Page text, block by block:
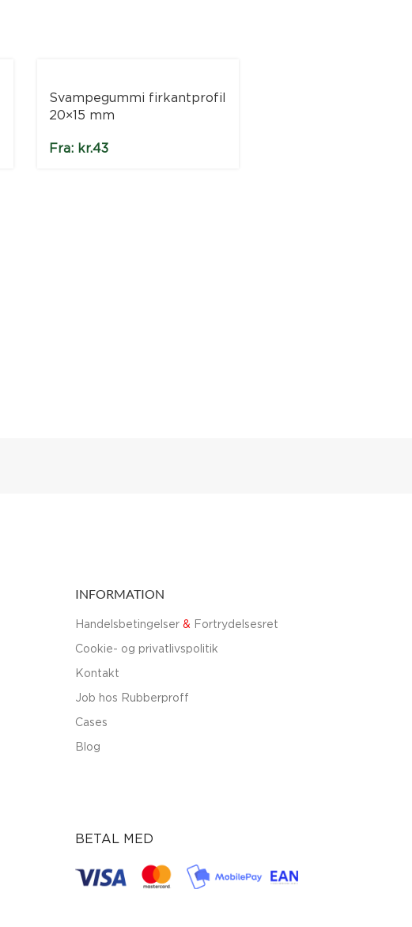
Svampegummi firkantprofil
20×15 mm
Fra: kr.43
INFORMATION
Handelsbetingelser& Fortrydelsesret
Cookie- og privatlivspolitik
Kontakt
Job hos Rubberproff
Cases
Blog
BETAL MED